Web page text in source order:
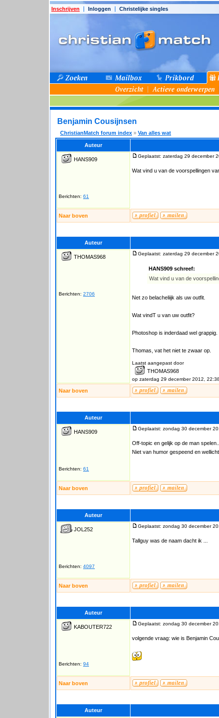
Inschrijven Inloggen Christelijke singles
Benjamin Cousijnsen
ChristianMatch forum index » Van alles wat
Auteur
HANS909
Berichten: 61
Geplaatst: zaterdag 29 december
Wat vind u van de voorspellingen
Naar boven
Auteur
THOMAS968
Berichten: 2706
Geplaatst: zaterdag 29 december
HANS909 schreef:
Wat vind u van de
Net zo belacheliijk als uw outfit.
Wat vindT u van uw outfit?
Photoshop is inderdaad wel grappig.
Thomas, vat het niet te zwaar op.
Laatst aangepast door
THOMAS968
op zaterdag 29 december 2012,
Naar boven
Auteur
HANS909
Berichten: 61
Geplaatst: zondag 30 december
Off-topic en gelijk op de man
Niet van humor gespeend en
Naar boven
Auteur
JOL252
Berichten: 4097
Geplaatst: zondag 30 december
Tallguy was de naam dacht ik ...
Naar boven
Auteur
KABOUTER722
Berichten: 94
Geplaatst: zondag 30 december
volgende vraag: wie is Benjamin
Naar boven
Auteur